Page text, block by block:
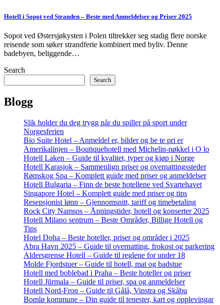
Hotell i Sopot ved Stranden – Beste med Anmeldelser og Priser 2025
Sopot ved Østersjøkysten i Polen tiltrekker seg stadig flere norske
reisende som søker strandferie kombinert med byliv. Denne
badebyen, beliggende…
Search
Search
Blogg
Slik holder du deg trygg når du spiller på sport under
Norgesferien
Bio Suite Hotel – Anmeldel er, bilder og be te pri er
Amerikalinjen – Boutiquehotell med Michelin-nøkkel i O lo
Hotell Laken – Guide til kvalitet, typer og kjøp i Norge
Hotell Karasjok – Sammenlign priser og overnattingssteder
Rømskog Spa – Komplett guide med priser og anmeldelser
Hotell Bulgaria – Finn de beste hotellene ved Svartehavet
Singapore Hotel – Komplett guide med priser og tips
Resepsjonist lønn – Gjennomsnitt, tariff og timebetaling
Rock City Namsos – Åpningstider, hotell og konserter 2025
Hotell Milano sentrum – Beste Områder, Billige Hotell og
Tips
Hotel Doha – Beste hoteller, priser og områder i 2025
Abra Havn 2025 – Guide til overnatting, frokost og parkering
Aldersgrense Hotell – Guide til reglene for under 18
Molde Fjordstuer – Guide til hotell, mat og badstue
Hotell med boblebad i Praha – Beste hoteller og priser
Hotell Jūrmala – Guide til priser, spa og anmeldelser
Hotell Nord-Fron – Guide til Gålå, Vinstra og Skåbu
Bomlø kommune – Din guide til tenester, kart og opplevingar